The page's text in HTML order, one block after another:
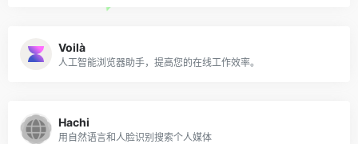
Voilà
人工智能浏览器助手，提高您的在线工作效率。
Hachi
用自然语言和人脸识别搜索个人媒体